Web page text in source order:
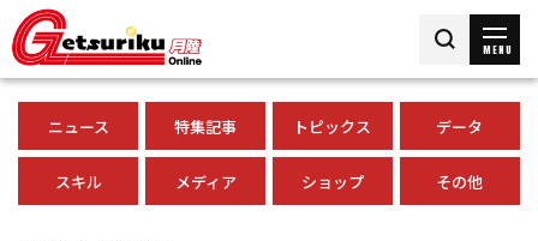
MENU
ニュース 特集記事 トピックス データ
スキル メディア ショップ その他